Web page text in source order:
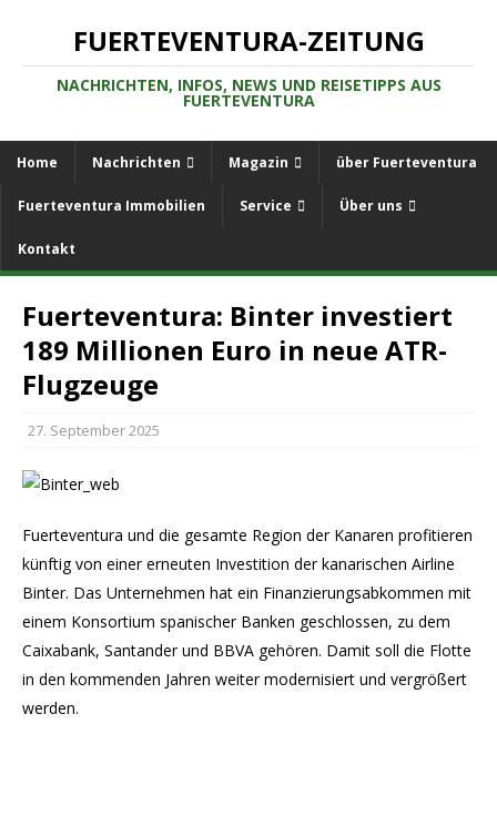
FUERTEVENTURA-ZEITUNG
NACHRICHTEN, INFOS, NEWS UND REISETIPPS AUS
FUERTEVENTURA
Home Nachrichten Magazin über Fuerteventura
Fuerteventura Immobilien Service Über uns
Kontakt
Fuerteventura: Binter investiert
189 Millionen Euro in neue ATR-
Flugzeuge
27. September 2025
Fuerteventura und die gesamte Region der Kanaren profitieren
künftig von einer erneuten Investition der kanarischen Airline
Binter. Das Unternehmen hat ein Finanzierungsabkommen mit
einem Konsortium spanischer Banken geschlossen, zu dem
Caixabank, Santander und BBVA gehören. Damit soll die Flotte
in den kommenden Jahren weiter modernisiert und vergrößert
werden.